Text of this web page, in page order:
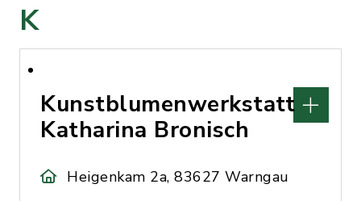
K
Kunstblumenwerkstatt
Katharina Bronisch
Heigenkam 2a, 83627 Warngau